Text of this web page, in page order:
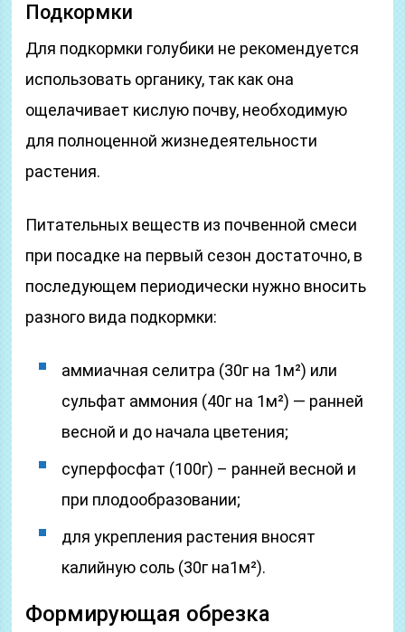
Подкормки
Для подкормки голубики не рекомендуется
использовать органику, так как она
ощелачивает кислую почву, необходимую
для полноценной жизнедеятельности
растения.
Питательных веществ из почвенной смеси
при посадке на первый сезон достаточно, в
последующем периодически нужно вносить
разного вида подкормки:
аммиачная селитра (30г на 1м²) или
сульфат аммония (40г на 1м²) — ранней
весной и до начала цветения;
суперфосфат (100г) – ранней весной и
при плодообразовании;
для укрепления растения вносят
калийную соль (30г на1м²).
Формирующая обрезка